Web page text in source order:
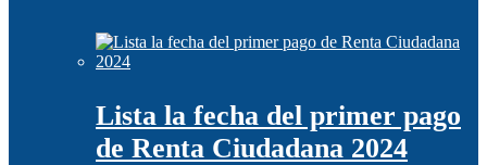
Lista la fecha del primer pago
de Renta Ciudadana 2024